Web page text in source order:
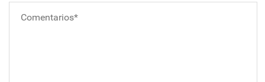
Comentarios*